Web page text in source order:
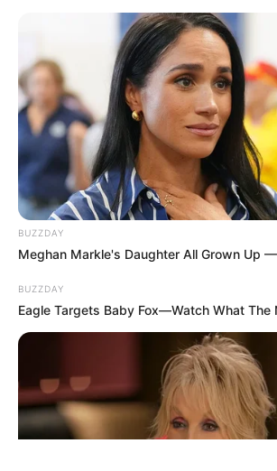
ΤΑΥΤΟΤΗΤΑ ΚΑΙ ΕΠΙΚΟΙΝΩΝΙΑ
© 2025 EVIANEWS του Γιώργου
BUZZDAY
Meghan Markle's Daughter All Grown Up
BUZZDAY
Eagle Targets Baby Fox—Watch What The